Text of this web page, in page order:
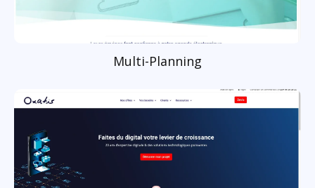
Multi-Planning